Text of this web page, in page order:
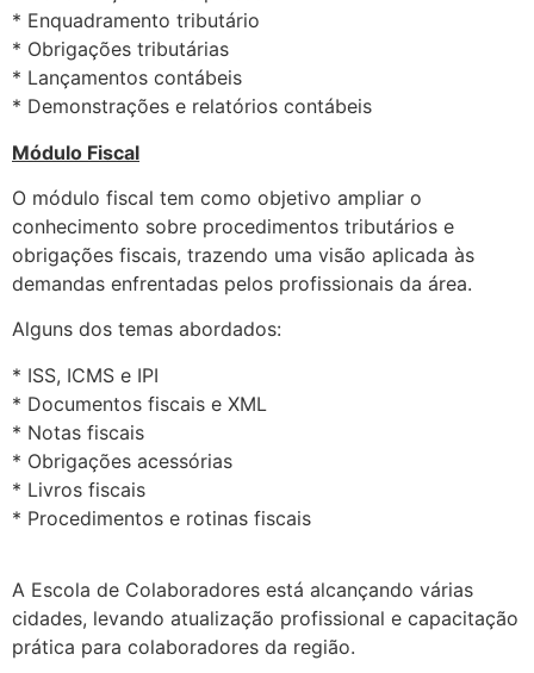
* Enquadramento tributário
* Obrigações tributárias
* Lançamentos contábeis
* Demonstrações e relatórios contábeis
Módulo Fiscal
O módulo fiscal tem como objetivo ampliar o
conhecimento sobre procedimentos tributários e
obrigações fiscais, trazendo uma visão aplicada às
demandas enfrentadas pelos profissionais da área.
Alguns dos temas abordados:
* ISS, ICMS e IPI
* Documentos fiscais e XML
* Notas fiscais
* Obrigações acessórias
* Livros fiscais
* Procedimentos e rotinas fiscais
A Escola de Colaboradores está alcançando várias
cidades, levando atualização profissional e capacitação
prática para colaboradores da região.